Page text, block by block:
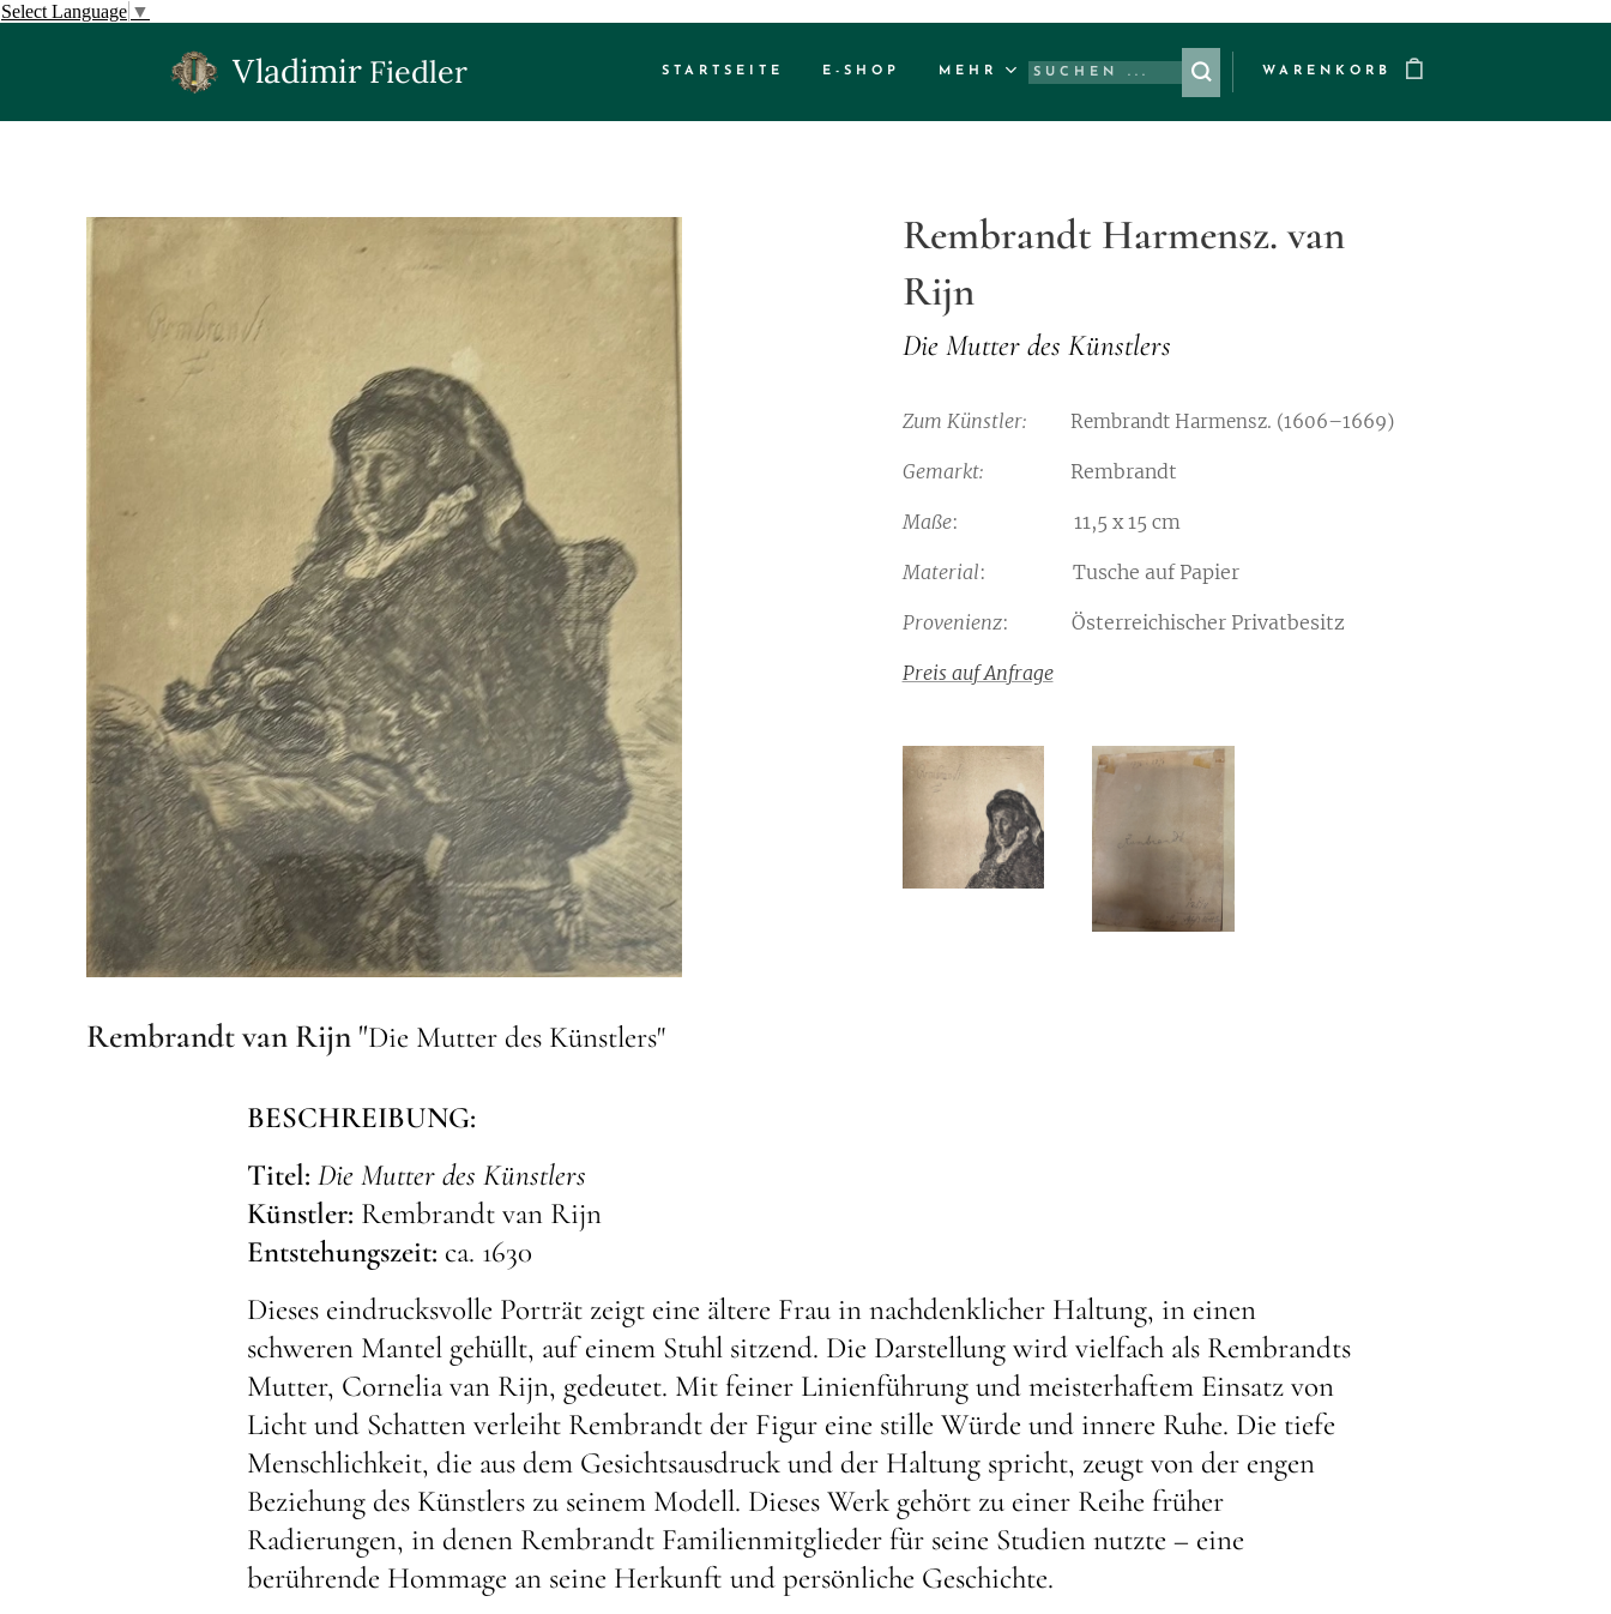
Select Language ▼
Vladimir Fiedler STARTSEITE E-SHOP MEHR WARENKORB
Rembrandt van Rijn "Die Mutter des Künstlers"
Rembrandt Harmensz. van
Rijn
Die Mutter des Künstlers
Zum Künstler: Rembrandt Harmensz. (1606–1669)
Gemarkt: Rembrandt
Maße: 11,5 x 15 cm
Material: Tusche auf Papier
Provenienz: Österreichischer Privatbesitz
Preis auf Anfrage
BESCHREIBUNG:
Titel: Die Mutter des Künstlers
Künstler: Rembrandt van Rijn
Entstehungszeit: ca. 1630
Dieses eindrucksvolle Porträt zeigt eine ältere Frau in nachdenklicher Haltung, in einen
schweren Mantel gehüllt, auf einem Stuhl sitzend. Die Darstellung wird vielfach als Rembrandts
Mutter, Cornelia van Rijn, gedeutet. Mit feiner Linienführung und meisterhaftem Einsatz von
Licht und Schatten verleiht Rembrandt der Figur eine stille Würde und innere Ruhe. Die tiefe
Menschlichkeit, die aus dem Gesichtsausdruck und der Haltung spricht, zeugt von der engen
Beziehung des Künstlers zu seinem Modell. Dieses Werk gehört zu einer Reihe früher
Radierungen, in denen Rembrandt Familienmitglieder für seine Studien nutzte – eine
berührende Hommage an seine Herkunft und persönliche Geschichte.